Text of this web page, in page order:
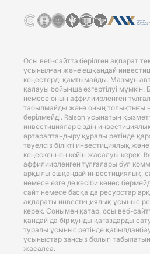
Осы веб-сайтта берілген ақпарат
ұсынылған және ешқандай
кеңестерді қамтымайды. Мазмұн
қалауы бойынша өзгертілуі мүмкін.
немесе оның аффилиирленген
табылмайды және оның толықтығы
берілмейді. Raison ұсынатын
инвестициялар сіздің инвестициялық
әртараптандыру құралы ретінде
тәуелсіз білікті инвестициялық
кеңескеннен кейін жасалуы керек.
аффилиирленген тұлғалары бұл
арқылы ешқандай инвестициялық,
немесе өзге де кәсіби кеңес
сайт немесе басқа да ресурстар
ақпараты инвестициялық ұсыныс
керек. Сонымен қатар, осы веб-
қандай да бір құнды қағаздарды
туралы ұсыныс ретінде
ұсыныстар заңсыз болып
жасалса.